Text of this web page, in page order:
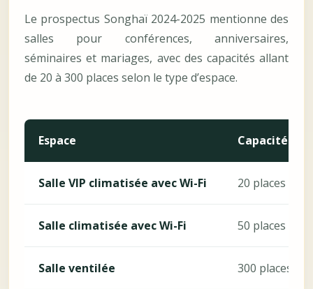
Le prospectus Songhaï 2024-2025 mentionne des
salles pour conférences, anniversaires,
séminaires et mariages, avec des capacités allant
de 20 à 300 places selon le type d’espace.
Espace Capacité
Salle VIP climatisée avec Wi-Fi 20 places
Salle climatisée avec Wi-Fi 50 places
Salle ventilée 300 places